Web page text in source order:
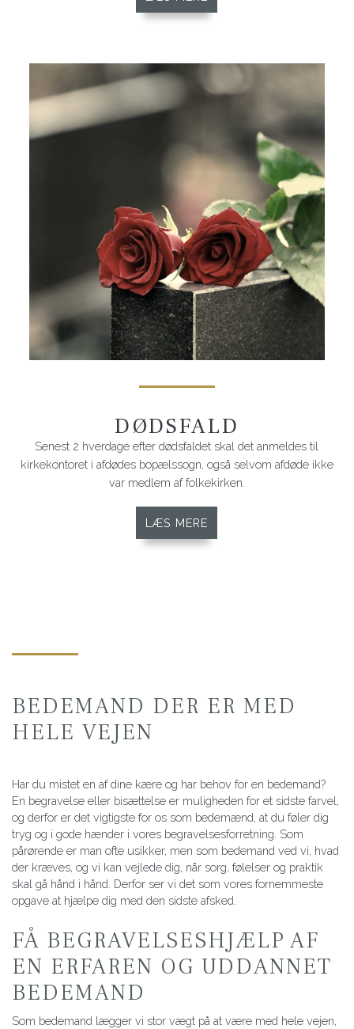
DØDSFALD
Senest 2 hverdage efter dødsfaldet skal det anmeldes til
kirkekontoret i afdødes bopælssogn, også selvom afdøde ikke
var medlem af folkekirken.
LÆS MERE
BEDEMAND DER ER MED
HELE VEJEN
Har du mistet en af dine kære og har behov for en bedemand?
En begravelse eller bisættelse er muligheden for et sidste farvel,
og derfor er det vigtigste for os som bedemænd, at du føler dig
tryg og i gode hænder i vores begravelsesforretning. Som
pårørende er man ofte usikker, men som bedemand ved vi, hvad
der kræves, og vi kan vejlede dig, når sorg, følelser og praktik
skal gå hånd i hånd. Derfor ser vi det som vores fornemmeste
opgave at hjælpe dig med den sidste afsked.​
FÅ BEGRAVELSESHJÆLP AF
EN ERFAREN OG UDDANNET
BEDEMAND
Som bedemand lægger vi stor vægt på at være med hele vejen,